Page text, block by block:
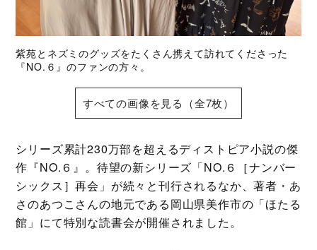
紫苑とネズミのグッズをたくさん携えて訪れてくださった
『NO.６』のファンの方々。
すべての画像を見る（全7枚）
シリーズ累計230万部を超えるディストピア小説の傑
作『NO.６』。待望の新シリーズ「NO.６［ナンバー
シックス］再会」が続々と刊行されるなか、著者・あ
さのあつこさんの地元である岡山県美作市の「ほたる
館」にて特別な読書会が開催されました。